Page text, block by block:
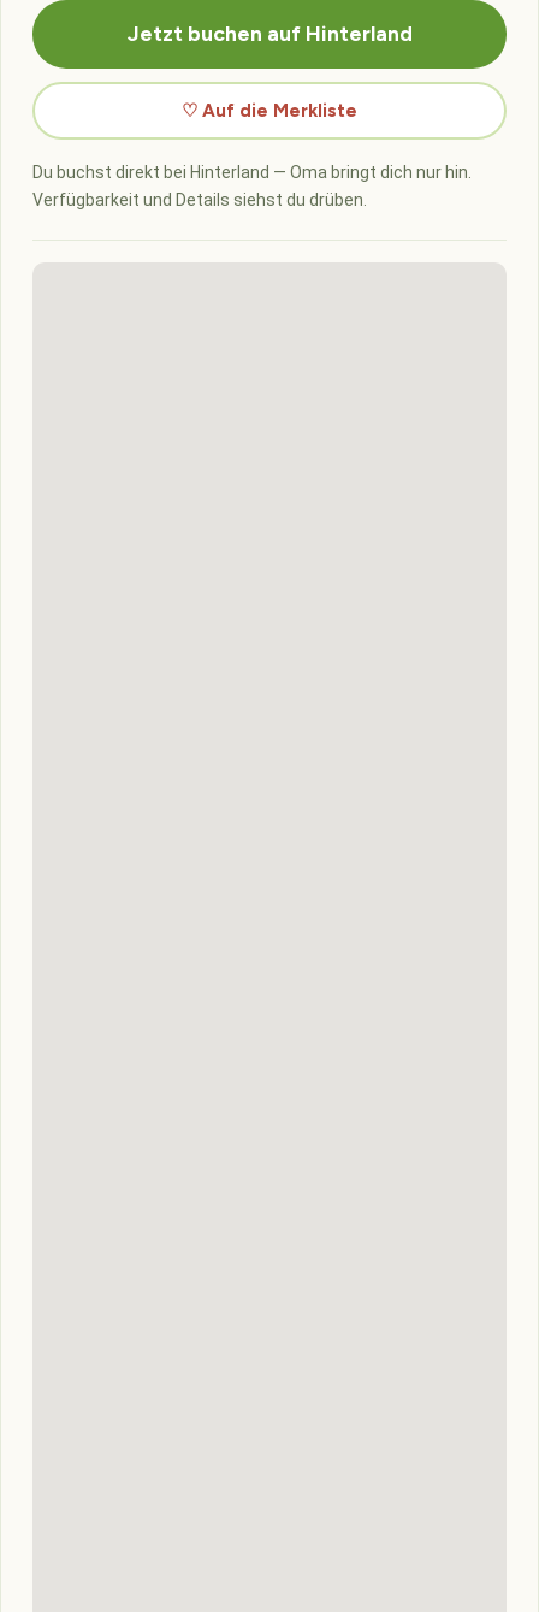
Jetzt buchen auf Hinterland
♡ Auf die Merkliste
Du buchst direkt bei Hinterland — Oma bringt dich nur hin.
Verfügbarkeit und Details siehst du drüben.